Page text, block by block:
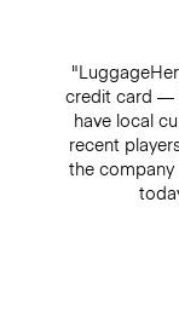
credit card —
have local
recent
the